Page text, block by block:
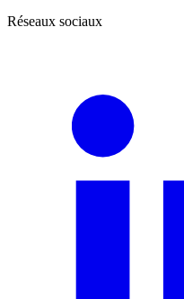
Réseaux sociaux